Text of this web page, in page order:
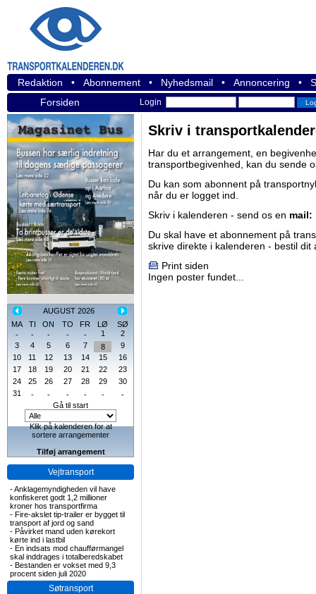
Redaktion • Abonnement • Nyhedsmail • Annoncering •
Forsiden
Login
AUGUST 2026
MA
TI ON TO FR LØ
SØ
-
- - - - 1
2
3
4 5 6 7 8
9
10
11 12 13 14 15
16
17
18 19 20 21 22
23
24
25 26 27 28 29
30
31
- - - - -
-
Gå til start
Klik på kalenderen for at
sortere arrangementer
Tilføj arrangement
Vejtransport
-Anklagemyndigheden vil have
konfiskeret godt 1,2 millioner
kroner hos transportfirma
- Fire-akslet tip-trailer er bygget til
transport af jord og sand
- Påvirket mand uden kørekort
kørte ind i lastbil
- En indsats mod chaufførmangel
skal inddrages i totalberedskabet
- Bestanden er vokset med 9,3
procent siden juli 2020
Søtransport
Skriv i
Har du et arrangement, en
transportbegivenhed, kan du sende
Du kan som abonnent på
når du er logget ind.
Skriv i kalenderen - send os en mail:
Du skal have et abonnement på
skrive direkte i kalenderen - bestil dit
Print siden
Ingen poster fundet...